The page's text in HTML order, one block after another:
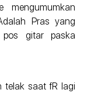
mengumumkan
Pras yang
pos gitar paska
telak saat fR lagi